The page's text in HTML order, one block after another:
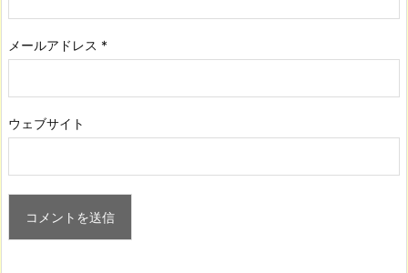
メールアドレス *
ウェブサイト